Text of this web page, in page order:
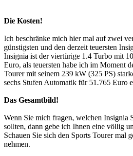
Die Kosten!
Ich beschränke mich hier mal auf zwei
günstigsten und den derzeit teuersten
Insignia ist der viertürige 1.4 Turbo mit
Euro, als teuersten habe ich im Moment
Tourer mit seinem 239 kW (325 PS)
sechs Stufen Automatik für 51.765 Euro
Das Gesamtbild!
Wenn Sie mich fragen, welchen Insignia
sollten, dann gebe ich Ihnen eine völlig
Schauen Sie sich den Sports Tourer mal
nehmen.